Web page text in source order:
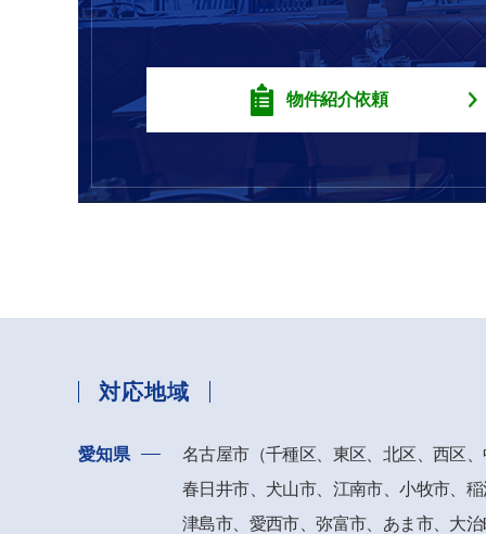
物件紹介依頼
対応地域
愛知県
名古屋市（千種区、東区、北区、西区
春日井市、 犬山市、江南市、小牧市、
津島市、愛西市、弥富市、あま市、大